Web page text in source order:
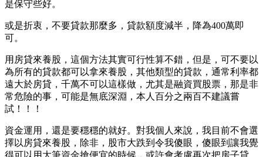
是保守些好。
或是折衷，不要貸款那麼多，貸款額度減半，降為400萬即
可。
用房貸來養股，這個方法其實可行性算不錯，但是，可不要以
為所有的貸款都可以拿來養股，其他類型的貸款，通常利率都
遠大於房貸，千萬不可以這樣做，尤其是融資買股票，那是非
常危險的事，可能是無底深淵，本人百分之兩百不建議嘗
試！！！
資金運用，還是要穩穩的就好。對我個人來說，我目前不會選
擇以房貸來養股，除非，股市大跌到令我傻眼，傻眼到讓我覺
得可以用大筆資金搶便宜的時候，或許會考慮再次把房子貸